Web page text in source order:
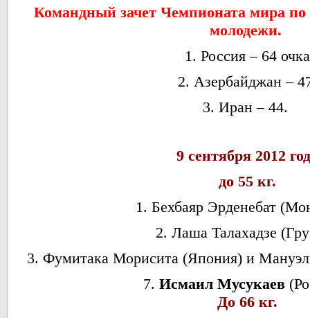
Командный зачет Чемпионата мира по
молодежи.
1. Россия – 64
2. Азербайджан –
3. Иран – 44.
9 cентября 2012
до 55 кг.
1. Бехбаяр Эрденебат
2. Лаша Талахадзе
3. Фумитака Морисита (Япония) и
7. Исмаил Мусукаев
До 66 кг.